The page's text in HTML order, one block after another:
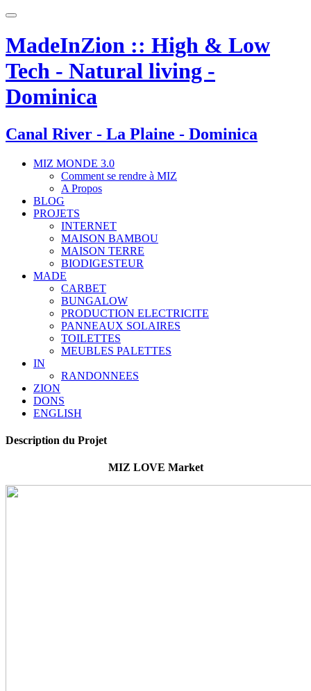
Toggle
MadeInZion :: High & Low
Tech - Natural living -
Dominica
Canal River - La Plaine - Dominica
MIZ MONDE 3.0
Comment se rendre à MIZ
A Propos
BLOG
PROJETS
INTERNET
MAISON BAMBOU
MAISON TERRE
BIODIGESTEUR
MADE
CARBET
BUNGALOW
PRODUCTION ELECTRICITE
PANNEAUX SOLAIRES
TOILETTES
MEUBLES PALETTES
IN
RANDONNEES
ZION
DONS
ENGLISH
Description du Projet
MIZ LOVE Market